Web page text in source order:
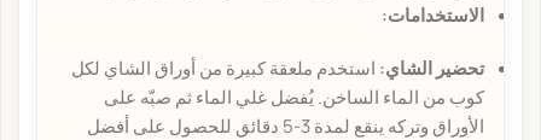
الاستخدامات:
تحضير الشاي: استخدم ملعقة كبيرة من أوراق الشاي لكل
كوب من الماء الساخن. يُفضل غلي الماء ثم صبّه على
الأوراق وتركه ينقع لمدة 3-5 دقائق للحصول على أفضل